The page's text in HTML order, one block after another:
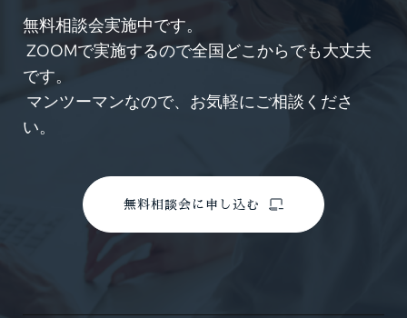
無料相談会実施中です。
です。
い。
無料相談会に申し込む